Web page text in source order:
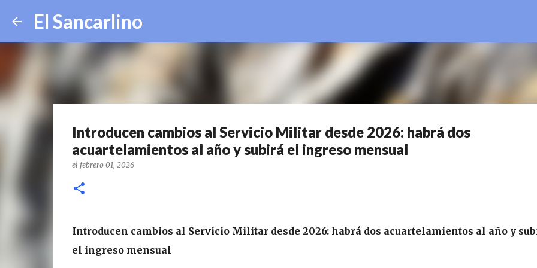
El Sancarlino
Introducen cambios al Servicio Militar desde 2026: habrá dos
acuartelamientos al año y subirá el ingreso mensual
el febrero 01, 2026
Introducen cambios al Servicio Militar desde 2026: habrá dos acuartelamientos al año y
el ingreso mensual